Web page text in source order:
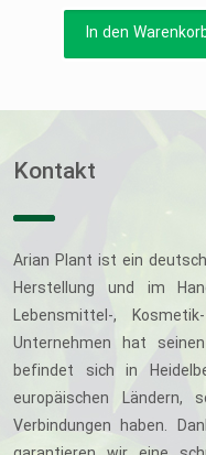
In den
Kontakt
Arian Plant ist ein
Herstellung und im
Lebensmittel-,
Unternehmen hat
befindet sich in
europäischen
Verbindungen haben.